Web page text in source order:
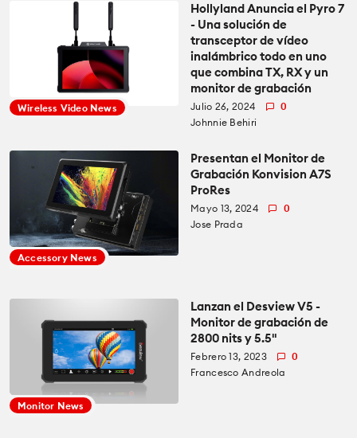
Todas las Noticias
Lentes
Accesorios
Iluminación
Audio
Software
Industria
Cámaras
Reseñas
Todas las Reseñas
Accesorios
Iluminación
Audio
Software
Cámaras
Lentes
Pruebas de Laboratorio
Education for Filmmakers
English
Wireless Video News
Hollyland Anuncia el Pyro 7
- Una solución de
transceptor de vídeo
inalámbrico todo en uno
que combina TX, RX y un
monitor de grabación
Julio 26, 2024
0
Johnnie Behiri
Accessory News
Presentan el Monitor de
Grabación Konvision A7S
ProRes
Mayo 13, 2024
0
Jose Prada
Monitor News
Lanzan el Desview V5 -
Monitor de grabación de
2800 nits y 5.5"
Febrero 13, 2023
0
Francesco Andreola